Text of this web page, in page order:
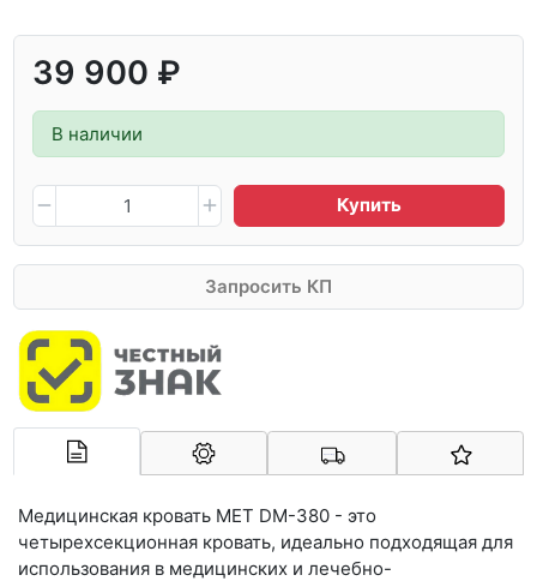
39 900 ₽
В наличии
Купить
Запросить КП
Арконт-Мед
Медицинская кровать MET DM-380 - это
четырехсекционная кровать, идеально подходящая для
использования в медицинских и лечебно-